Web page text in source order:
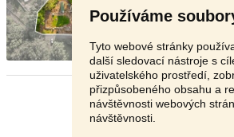
Používáme
Tyto webové stránky
další sledovací nástroje s
uživatelského prostředí,
přizpůsobeného obsahu a
návštěvnosti webových
návštěvnosti.
Sokolo ...
Sokolov - 357 31
2 190 000 Kč
Stránka: 1 2 3 Další